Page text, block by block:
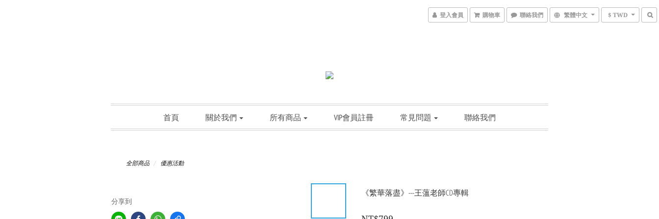
登入會員 購物車 聯絡我們 繁體中文 $ TWD
首頁 關於我們 所有商品 VIP會員註冊 常見問題 聯絡我們
全部商品 優惠活動
分享到
《繁華落盡》---王薀老師CD專輯